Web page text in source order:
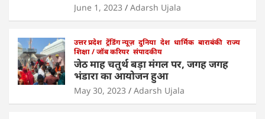
June 1, 2023 Adarsh Ujala
उत्तर प्रदेश ट्रेंडिंग न्यूज़ दुनिया देश धार्मिक बाराबंकी राज्य
शिक्षा / जॉब करियर संपादकीय
जेठ माह चतुर्थ बड़ा मंगल पर, जगह जगह
भंडारा का आयोजन हुआ
May 30, 2023 Adarsh Ujala